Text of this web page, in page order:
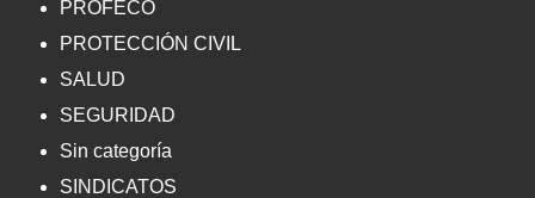
PROFECO
PROTECCIÓN CIVIL
SALUD
SEGURIDAD
Sin categoría
SINDICATOS